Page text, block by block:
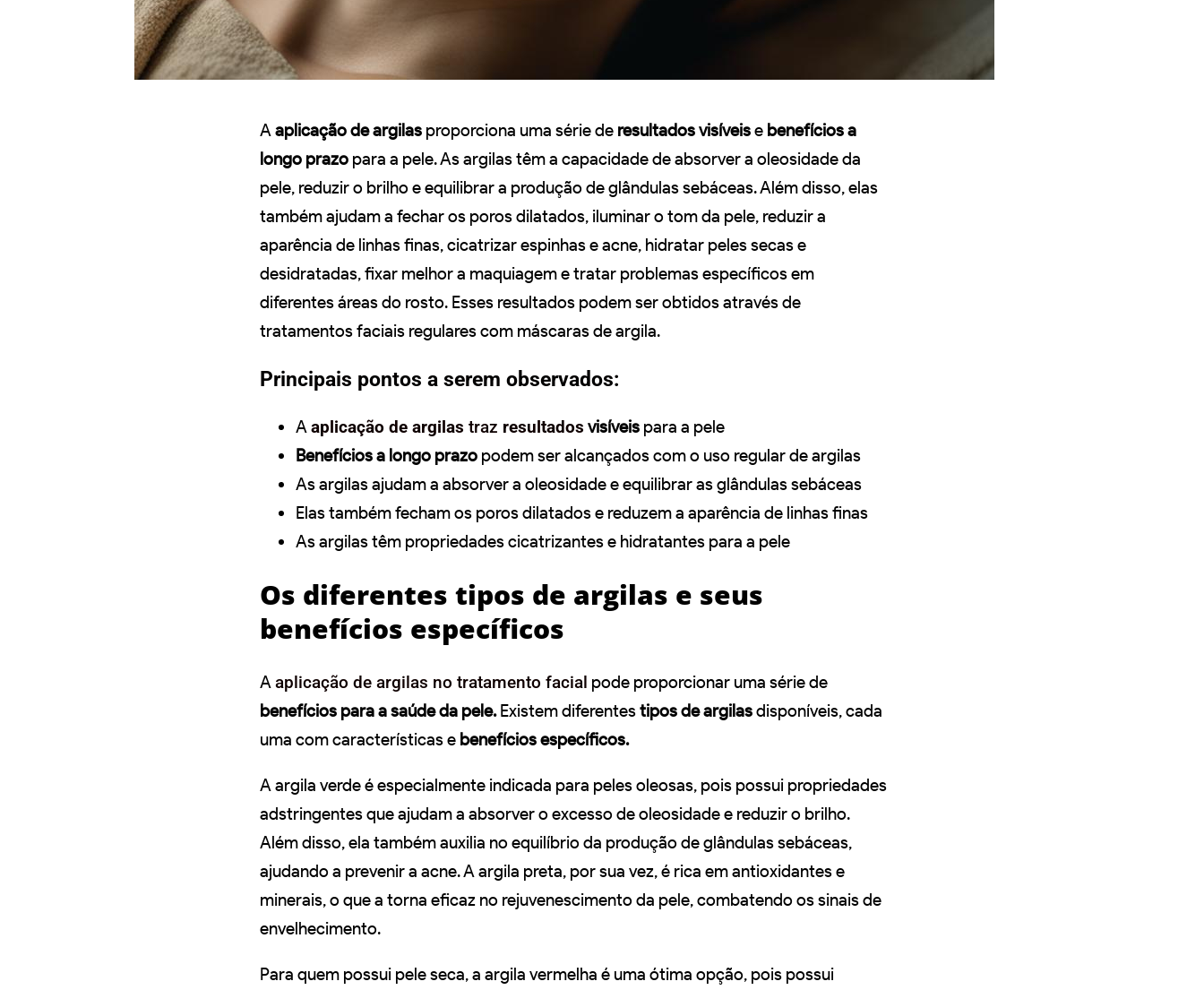
A aplicação de argilas proporciona uma série de resultados visíveise benefícios a
longo prazo para a pele. As argilas têm a capacidade de absorver a oleosidade da
pele, reduzir o brilho e equilibrar a produção de glândulas sebáceas. Além disso, elas
também ajudam a fechar os poros dilatados, iluminar o tom da pele, reduzir a
aparência de linhas finas, cicatrizar espinhas e acne, hidratar peles secas e
desidratadas, fixar melhor a maquiagem e tratar problemas específicos em
diferentes áreas do rosto. Esses resultados podem ser obtidos através de
tratamentos faciais regulares com máscaras de argila.
Principais pontos a serem observados:
A aplicação de argilas traz resultados visíveis para a pele
Benefícios a longo prazo podem ser alcançados com o uso regular de argilas
As argilas ajudam a absorver a oleosidade e equilibrar as glândulas sebáceas
Elas também fecham os poros dilatados e reduzem a aparência de linhas finas
As argilas têm propriedades cicatrizantes e hidratantes para a pele
Os diferentes tipos de argilas e seus
benefícios específicos
Aaplicação de argilas no tratamento facial pode proporcionar uma série de
benefícios para a saúde da pele.Existem diferentestipos de argilasdisponíveis, cada
uma com características e benefícios específicos.
A argila verde é especialmente indicada para peles oleosas, pois possui propriedades
adstringentes que ajudam a absorver o excesso de oleosidade e reduzir o brilho.
Além disso, ela também auxilia no equilíbrio da produção de glândulas sebáceas,
ajudando a prevenir a acne. A argila preta, por sua vez, é rica em antioxidantes e
minerais, o que a torna eficaz no rejuvenescimento da pele, combatendo os sinais de
envelhecimento.
Para quem possui pele seca, a argila vermelha é uma ótima opção, pois possui